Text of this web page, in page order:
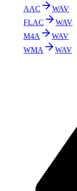
AAC
WAV
FLAC
WAV
M4A
WAV
WMA
WAV